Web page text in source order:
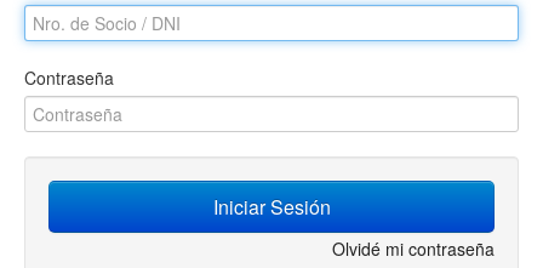
Contacto
Iniciar sesión
Contraseña
Iniciar Sesión
Olvidé mi contraseña